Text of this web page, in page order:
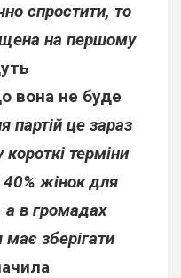
спростити, то
на першому
вона не буде
партій це зараз
терміни
жінок для
а в громадах
має зберігати